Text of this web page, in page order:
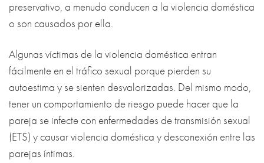
preservativo, a menudo conducen a la violencia doméstica
o son causados por ella.
Algunas víctimas de la violencia doméstica entran
fácilmente en el tráfico sexual porque pierden su
autoestima y se sienten desvalorizadas. Del mismo modo,
tener un comportamiento de riesgo puede hacer que la
pareja se infecte con enfermedades de transmisión sexual
(ETS) y causar violencia doméstica y desconexión entre las
parejas íntimas.